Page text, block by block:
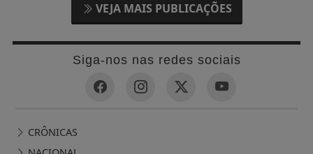
VEJA MAIS PUBLICAÇÕES
Siga-nos nas redes sociais
CRÔNICAS